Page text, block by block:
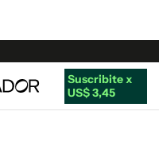
Suscribite x
US$ 3,45